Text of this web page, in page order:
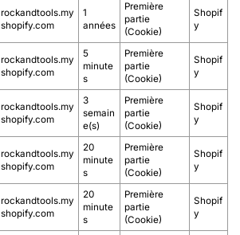
rockandtools.my
shopify.com
1
années
Première
partie
(Cookie)
Shopif
y
rockandtools.my
shopify.com
5
minute
s
Première
partie
(Cookie)
Shopif
y
rockandtools.my
shopify.com
3
semain
e(s)
Première
partie
(Cookie)
Shopif
y
rockandtools.my
shopify.com
20
minute
s
Première
partie
(Cookie)
Shopif
y
rockandtools.my
shopify.com
20
minute
s
Première
partie
(Cookie)
Shopif
y